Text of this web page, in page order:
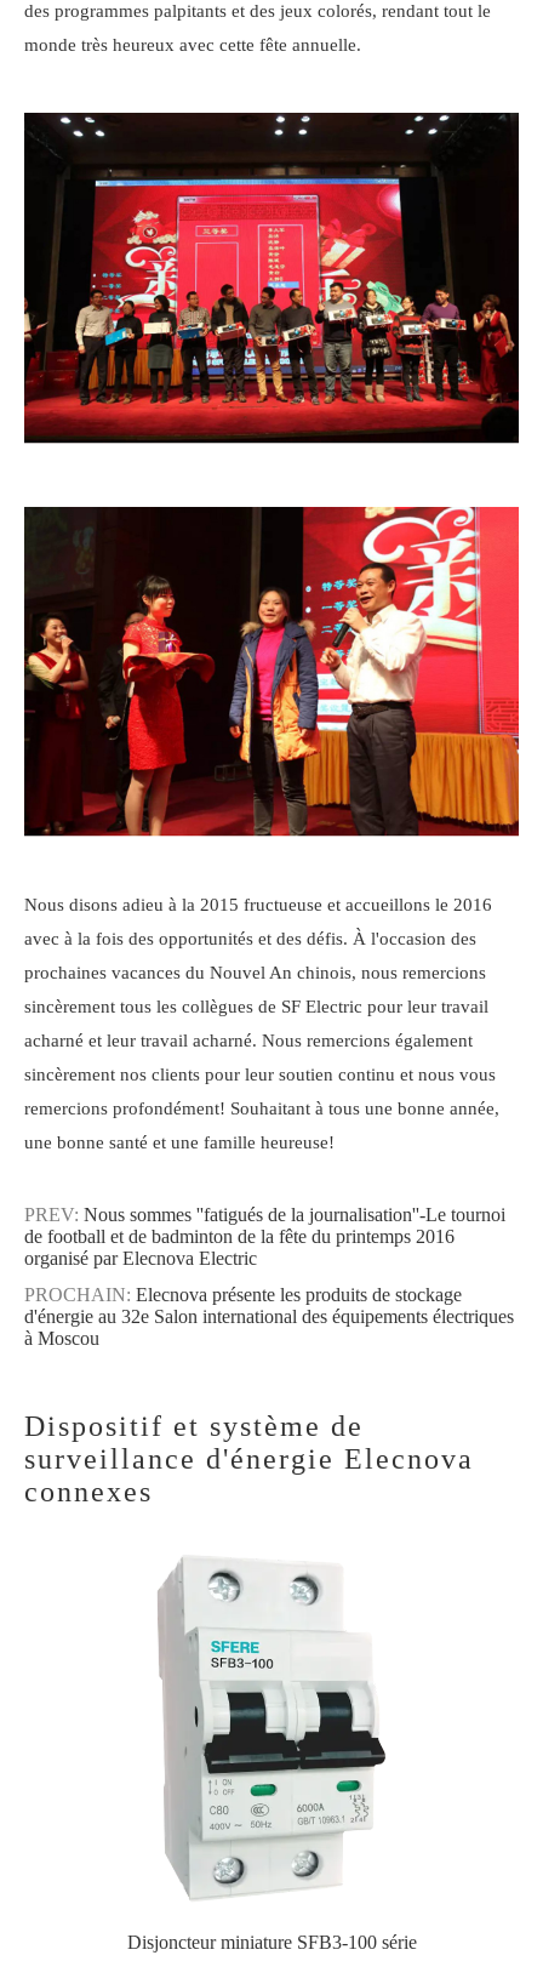
des programmes palpitants et des jeux colorés, rendant tout le
monde très heureux avec cette fête annuelle.
Nous disons adieu à la 2015 fructueuse et accueillons le 2016
avec à la fois des opportunités et des défis. À l'occasion des
prochaines vacances du Nouvel An chinois, nous remercions
sincèrement tous les collègues de SF Electric pour leur travail
acharné et leur travail acharné. Nous remercions également
sincèrement nos clients pour leur soutien continu et nous vous
remercions profondément! Souhaitant à tous une bonne année,
une bonne santé et une famille heureuse!
PREV: Nous sommes ''fatigués de la journalisation''-Le tournoi
de football et de badminton de la fête du printemps 2016
organisé par Elecnova Electric
PROCHAIN: Elecnova présente les produits de stockage
d'énergie au 32e Salon international des équipements électriques
à Moscou
Dispositif et système de
surveillance d'énergie Elecnova
connexes
Disjoncteur miniature SFB3-100 série